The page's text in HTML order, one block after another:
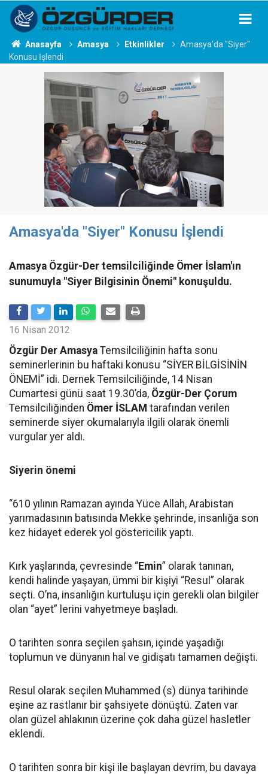
Anasayfa Amasya Etkinlikler
Amasya'da "Siyer"
Konusu İşlendi
Amasya'da "Siyer" Konusu İşlendi
Amasya Özgür-Der temsilciliğinde Ömer İslam'ın
sunumuyla "Siyer Bilgisinin Önemi" konuşuldu.
16 Nisan 2012
Özgür Der Amasya Temsilciliğinin hafta sonu
seminerlerinin bu haftaki konusu “SİYER BİLGİSİNİN
ÖNEMİ” idi. Dernek Temsilciliğinde, 14 Nisan
Cumartesi günü saat 19.30’da, Özgür-Der Çorum
Temsilciliğinden Ömer İSLAM tarafından verilen
seminerde siyer okumalarıyla ilgili olarak önemli
vurgular yer aldı.
Siyerin önemi
“610 yılının Ramazan ayında Yüce Allah, Arabistan
yarımadasının batısında Mekke şehrinde, insanlığa son
kez hidayet ederek yol göstericilik yaptı.
Kırk yaşlarında, çevresinde “Emin” olarak tanınan,
kendi halinde yaşayan, ümmi bir kişiyi “Resul” olarak
seçti. O’na, insanlığın kurtuluşu için gerekli olan bilgiler
olan “ayet” lerini vahyetmeye başladı.
O tarihten sonra seçilen şahsın, içinde yaşadığı
toplumun ve dünyanın hal ve gidişatı tamamen değişti.
Resul olarak seçilen Muhammed (s) dünya tarihinde
eşine az rastlanır bir şahsiyete dönüştü. Zaten var
olan güzel ahlakının üzerine çok daha güzel hasletler
eklendi.
O tarihten sonra bir kişi ile başlayan devrim, bu davaya